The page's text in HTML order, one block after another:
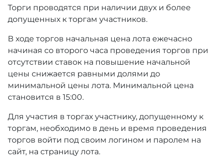
Торги проводятся при наличии двух и более
допущенных к торгам участников.
В ходе торгов начальная цена лота ежечасно
начиная со второго часа проведения торгов при
отсутствии ставок на повышение начальной
цены снижается равными долями до
минимальной цены лота. Минимальной цена
становится в 15:00.
Для участия в торгах участнику, допущенному к
торгам, необходимо в день и время проведения
торгов войти под своим логином и паролем на
сайт, на страницу лота.